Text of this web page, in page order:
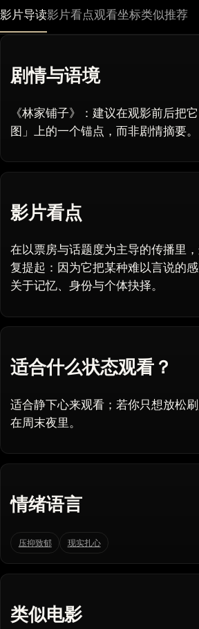
影片导读影片看点观看坐标类似推荐
剧情与语境
《林家铺子》：建议在观影前后把
图」上的一个锚点，而非剧情摘要。
影片看点
在以票房与话题度为主导的传播里
复提起：因为它把某种难以言说的
关于记忆、身份与个体抉择。
适合什么状态观看？
适合静下心来观看；若你只想放松
在周末夜里。
情绪语言
压抑致郁 现实扎心
类似电影